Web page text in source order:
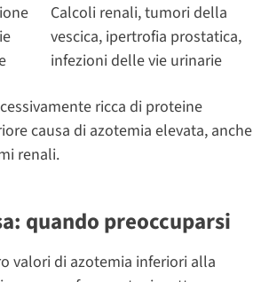
Calcoli renali, tumori della
vescica, ipertrofia prostatica,
infezioni delle vie urinarie
ricca di proteine
causa di azotemia elevata, anche
renali.
quando preoccuparsi
valori di azotemia inferiori alla